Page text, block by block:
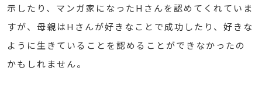
示したり、マンガ家になったHさんを認めてくれていま
すが、母親はHさんが好きなことで成功したり、好きな
ように生きていることを認めることができなかったの
かもしれません。